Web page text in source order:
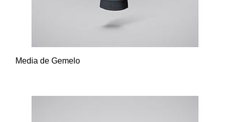
Media de Gemelo